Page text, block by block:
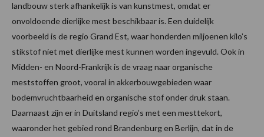
landbouw sterk afhankelijk is van kunstmest, omdat er
onvoldoende dierlijke mest beschikbaar is. Een duidelijk
voorbeeld is de regio Grand Est, waar honderden miljoenen kilo’s
stikstof niet met dierlijke mest kunnen worden ingevuld. Ook in
Midden- en Noord-Frankrijk is de vraag naar organische
meststoffen groot, vooral in akkerbouwgebieden waar
bodemvruchtbaarheid en organische stof onder druk staan.
Daarnaast zijn er in Duitsland regio’s met een mesttekort,
waaronder het gebied rond Brandenburg en Berlijn, dat in de